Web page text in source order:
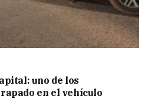
uno de los
en el vehículo